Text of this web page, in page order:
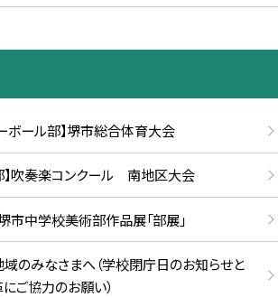
ボール部】堺市総合体育大会
】吹奏楽コンクール 南地区大会
市中学校美術部作品展「部展」
のみなさまへ（学校閉庁日のお知らせと
ご協力のお願い）